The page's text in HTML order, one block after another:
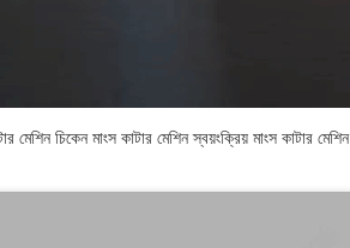
চিকেন মাংস কাটার মেশিন স্বয়ংক্রিয় মাংস কাটার মেশিন